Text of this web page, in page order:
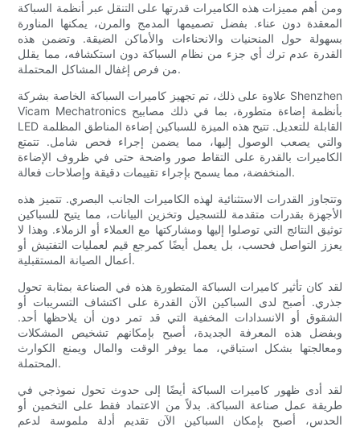
ومن أهم مميزات هذه الكاميرات قدرتها على التنقل عبر أنظمة السباكة
المعقدة دون عناء. بفضل تصميمها المدمج والمرن، يمكنها المناورة
بسهولة حول المنحنيات والانحناءات والأماكن الضيقة. وتضمن هذه
القدرة عدم ترك أي جزء من نظام السباكة دون استكشافه، مما يقلل
من فرص إغفال المشاكل المحتملة.
علاوة على ذلك، تم تجهيز كاميرات السباكة الخاصة بشركة Shenzhen
Vicam Mechatronics بأنظمة إضاءة متطورة، بما في ذلك مصابيح
LED القابلة للتعديل. تتيح هذه الميزة للسباكين إضاءة المناطق المظلمة
والتي يصعب الوصول إليها، مما يضمن إجراء فحص شامل. تتمتع
الكاميرات بالقدرة على التقاط صور واضحة حتى في ظروف الإضاءة
المنخفضة، مما يسمح بإجراء تقييمات دقيقة وإصلاحات فعالة.
وتتجاوز القدرات الاستثنائية لهذه الكاميرات الجانب البصري. تتميز هذه
الأجهزة بقدرات متقدمة للتسجيل وتخزين البيانات، مما يتيح للسباكين
توثيق النتائج التي توصلوا إليها ومشاركتها مع العملاء أو الزملاء. وهذا لا
يعزز التواصل فحسب، بل يعمل أيضًا كمرجع قيم لعمليات التفتيش أو
أعمال الصيانة المستقبلية.
لقد كان تأثير كاميرات السباكة المتطورة هذه في الصناعة بمثابة تحول
جذري. أصبح لدى السباكين الآن القدرة على اكتشاف التسريبات أو
الشقوق أو الانسدادات المخفية التي قد تمر دون أن يلاحظها أحد.
وبفضل هذه المعرفة الجديدة، أصبح بإمكانهم تشخيص المشكلات
ومعالجتها بشكل استباقي، مما يوفر الوقت والمال ويمنع الكوارث
المحتملة.
لقد أدى ظهور كاميرات السباكة أيضًا إلى حدوث تحول نموذجي في
طريقة عمل صناعة السباكة. بدلاً من الاعتماد فقط على التخمين أو
الحدس، أصبح بإمكان السباكين الآن تقديم أدلة ملموسة لدعم